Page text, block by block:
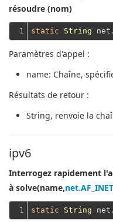
résoudre (nom)
1 static String
Paramètres d'appel :
name: Chaîne,
Résultats de retour :
String, renvoie la
ipv6
Interrogez rapidement
à solve(name,
1 static String